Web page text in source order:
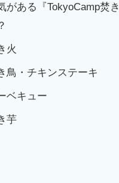
がある『TokyoCamp焚き
火
鳥・チキンステーキ
ベキュー
芋